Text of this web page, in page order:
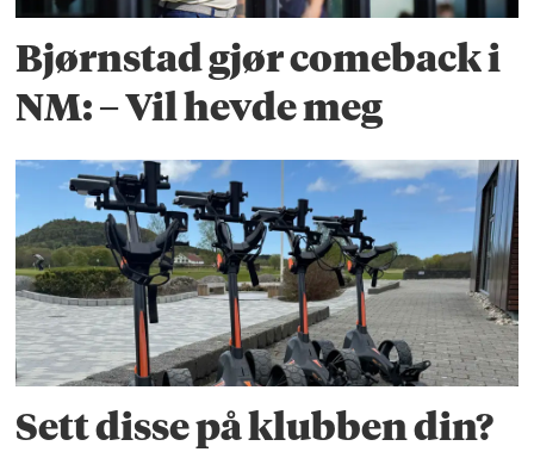
Bjørnstad gjør comeback i
NM: – Vil hevde meg
Sett disse på klubben din?